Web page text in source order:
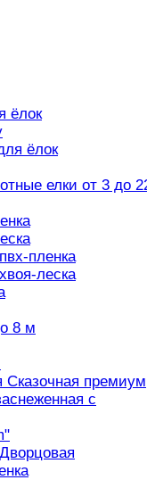
ёлок
ёлок
елки от 3 до
пленка
леска
8 м
Сказочная премиум
с